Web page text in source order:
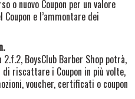
o nuovo Coupon per un valore
e l’ammontare dei
BoysClub Barber Shop potrà,
riscattare i Coupon in più volte,
voucher, certificati o coupon